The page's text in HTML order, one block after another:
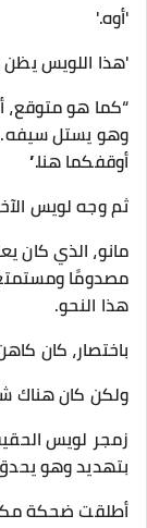
'أوه.'
'هذا اللويس يظن
“كما هو متوقع،
وهو يستل سيفه.
أوقفكما هنا.”
ثم وجه لويس
مانو، الذي كان
مصدومًا
هذا النحو.
باختصار، كان
ولكن كان هناك
زمجر لويس
بتهديد وهو
أطلقت ضحكة